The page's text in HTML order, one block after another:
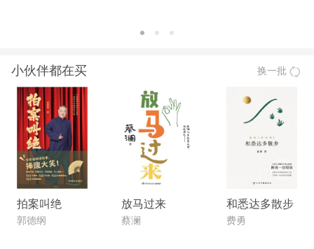
无，他是在收古董，并不是在藏书。至于暴发户和大
【作者】
叶灵凤（1905—1975），江苏南京人。画家、作
家、藏书家。毕业于上海美专。1925年加创造社，
主编过《洪水》半月刊。1926年与潘汉年合办过
《幻洲》。1928年《幻洲》被禁后改出《戈壁》，
年底又被禁，改出《现代小说》。1929年创造社被
封，一度被捕。1937年抗日战争爆发，参
小伙伴都在买 换一批
拍案叫绝
郭德纲
放马过来
蔡澜
和悉达多散步
费勇